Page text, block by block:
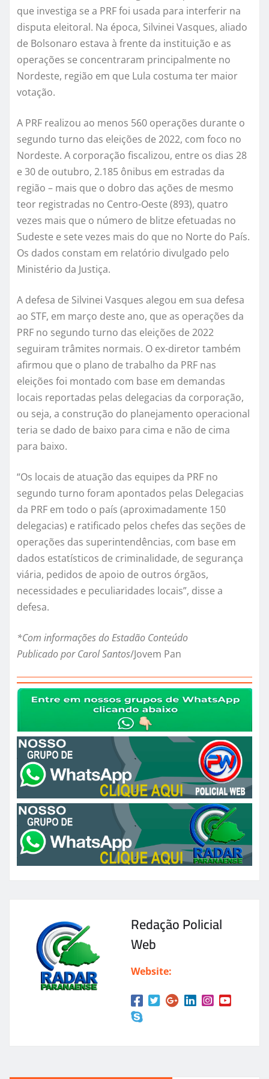
que investiga se a PRF foi usada para interferir na
disputa eleitoral. Na época, Silvinei Vasques, aliado
de Bolsonaro estava à frente da instituição e as
operações se concentraram principalmente no
Nordeste, região em que Lula costuma ter maior
votação.
A PRF realizou ao menos 560 operações durante o
segundo turno das eleições de 2022, com foco no
Nordeste. A corporação fiscalizou, entre os dias 28
e 30 de outubro, 2.185 ônibus em estradas da
região – mais que o dobro das ações de mesmo
teor registradas no Centro-Oeste (893), quatro
vezes mais que o número de blitze efetuadas no
Sudeste e sete vezes mais do que no Norte do País.
Os dados constam em relatório divulgado pelo
Ministério da Justiça.
A defesa de Silvinei Vasques alegou em sua defesa
ao STF, em março deste ano, que as operações da
PRF no segundo turno das eleições de 2022
seguiram trâmites normais. O ex-diretor também
afirmou que o plano de trabalho da PRF nas
eleições foi montado com base em demandas
locais reportadas pelas delegacias da corporação,
ou seja, a construção do planejamento operacional
teria se dado de baixo para cima e não de cima
para baixo.
“Os locais de atuação das equipes da PRF no
segundo turno foram apontados pelas Delegacias
da PRF em todo o país (aproximadamente 150
delegacias) e ratificado pelos chefes das seções de
operações das superintendências, com base em
dados estatísticos de criminalidade, de segurança
viária, pedidos de apoio de outros órgãos,
necessidades e peculiaridades locais”, disse a
defesa.
*Com informações do Estadão Conteúdo
Publicado por Carol Santos/Jovem Pan
Redação Policial
Web
Website: